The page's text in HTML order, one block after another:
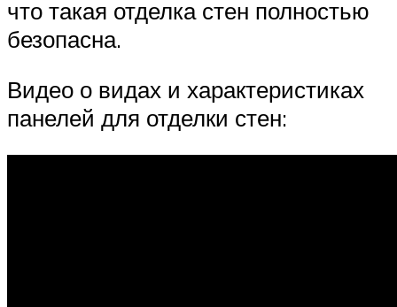
что такая отделка стен полностью
безопасна.
Видео о видах и характеристиках
панелей для отделки стен: